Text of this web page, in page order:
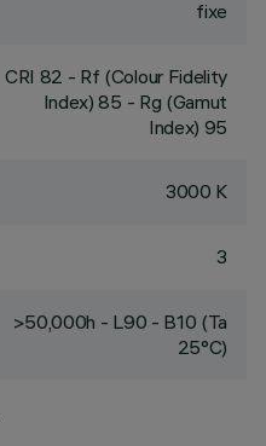
fixe
CRI 82 - Rf (Colour Fidelity
Index) 85 - Rg (Gamut
Index) 95
3000 K
3
>50,000h - L90 - B10 (Ta
25°C)